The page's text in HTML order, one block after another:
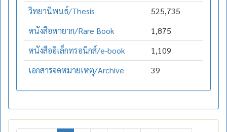
วิทยานิพนธ์/Thesis
525,735
หนังสือหายาก/Rare Book
1,875
หนังสืออิเล็กทรอนิกส์/e-book
1,109
เอกสารจดหมายเหตุ/Archive
39